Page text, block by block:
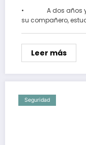
• A dos años y
su compañero,
Leer más
Seguridad